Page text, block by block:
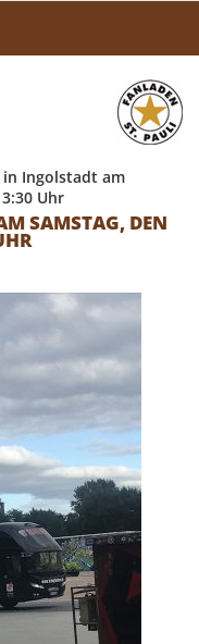
in Ingolstadt am
Uhr
SAMSTAG, DEN